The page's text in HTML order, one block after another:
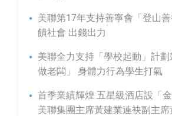
美聯第17年支持善寧會「登山
饋社會 出錢出力
美聯全力支持「學校起動」計
做老闆」 身體力行為學生打氣
首季業績輝煌 五星級酒店設「
美聯集團主席黃建業連袂副主